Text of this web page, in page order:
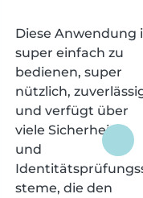
Diese Anwendung
super einfach zu
bedienen, super
nützlich,
und verfügt über
viele Sicherheits-
und
steme, die den